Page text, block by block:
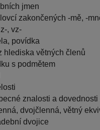
jmen
zakončených -mě, -
, vz-
povídka
hlediska větných členů
s podmětem
znalosti a
dvojčlenná, větný
dvojice